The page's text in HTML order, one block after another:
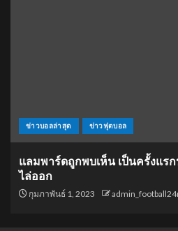
ข่าวบอลล่าสุด ข่าวฟุตบอล
แลมพาร์ดถูกพบเห็น เป็นครั้งแร
ไล่ออก
กุมภาพันธ์ 1, 2023